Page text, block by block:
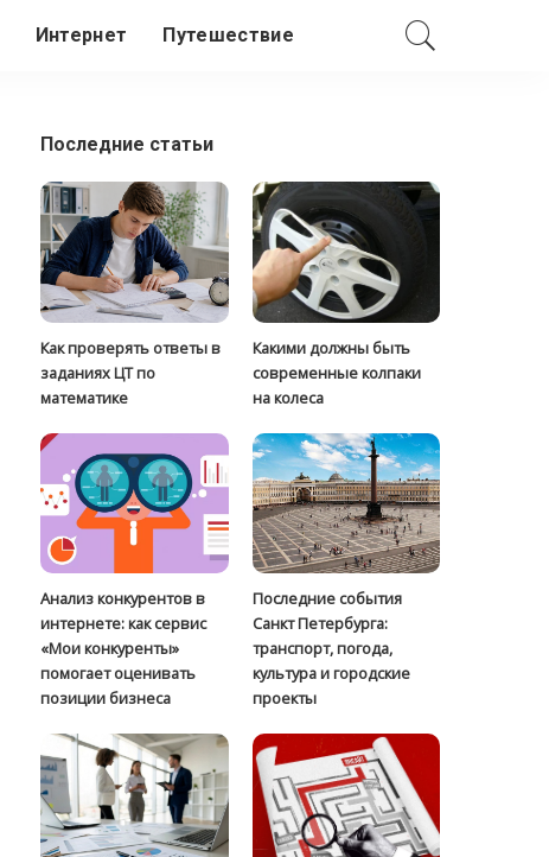
Интернет Путешествие
Последние статьи
Как проверять ответы в
заданиях ЦТ по
математике
Какими должны быть
современные колпаки
на колеса
Анализ конкурентов в
интернете: как сервис
«Мои конкуренты»
помогает оценивать
позиции бизнеса
Последние события
Санкт Петербурга:
транспорт, погода,
культура и городские
проекты